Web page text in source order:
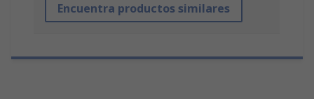
Encuentra productos similares